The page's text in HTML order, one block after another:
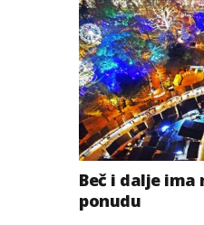
Beč i dalje
ponudu